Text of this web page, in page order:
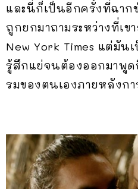
และนี่ก็เป็นอีกครั้งที่ฉาก
ถูกยกมาถามระหว่างที่เ
New York Times แต่มัน
รู้สึกแย่จนต้องออกมาพู
รมของตนเองภายหลังก